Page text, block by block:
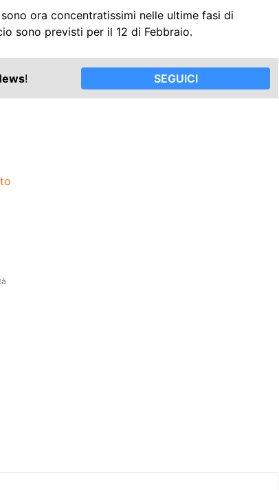
sono ora concentratissimi nelle ultime fasi di
sono previsti per il 12 di Febbraio.
! SEGUICI